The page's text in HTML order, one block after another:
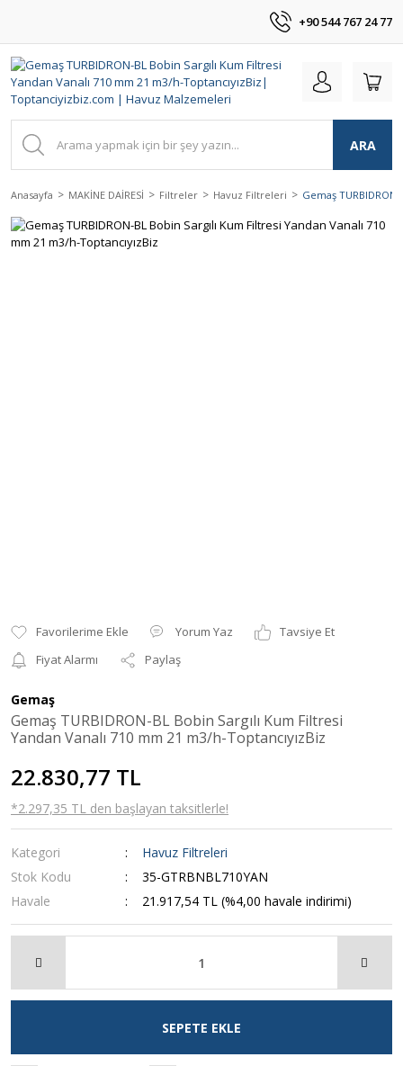
+90 544 767 24 77
ARA
Anasayfa MAKİNE DAİRESİ Filtreler Havuz Filtreleri Gemaş
Yorum Yaz
Tavsiye Et
Fiyat Alarmı
Paylaş
Gemaş
Gemaş TURBIDRON-BL Bobin Sargılı Kum Filtresi
Yandan Vanalı 710 mm 21 m3/h-ToptancıyızBiz
22.830,77 TL
*2.297,35 TL den başlayan taksitlerle!
Kategori
Havuz Filtreleri
Stok Kodu
35-GTRBNBL710YAN
Havale
21.917,54 TL (%4,00 havale indirimi)
SEPETE EKLE